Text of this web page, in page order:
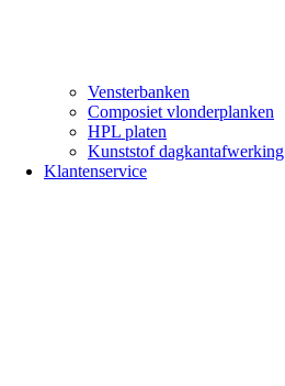
Vensterbanken
Composiet vlonderplanken
HPL platen
Kunststof dagkantafwerking
Klantenservice